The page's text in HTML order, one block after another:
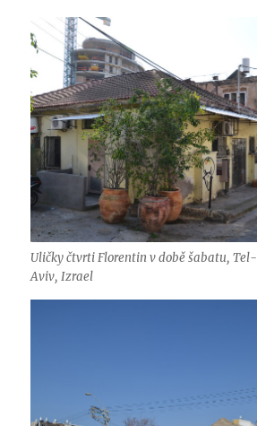
Uličky čtvrti Florentin v době šabatu, Tel-
Aviv, Izrael